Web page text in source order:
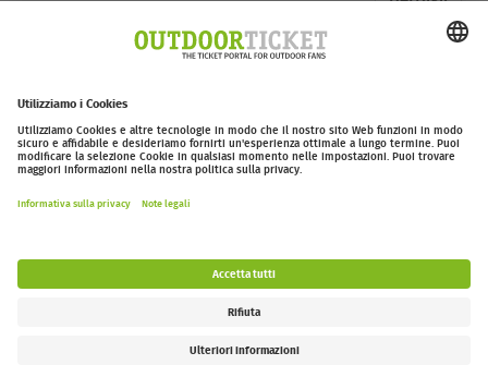
19:00
outdoor-ticket.net– Un progetto di
Dichiarazione di accessibilità
Follow us: